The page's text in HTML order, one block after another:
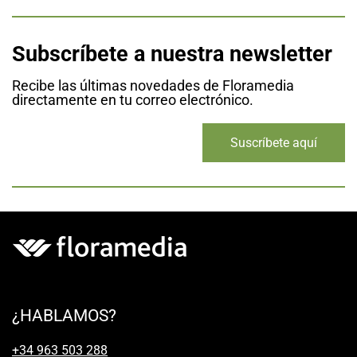
Subscríbete a nuestra newsletter
Recibe las últimas novedades de Floramedia
directamente en tu correo electrónico.
Suscríbete aquí
¿HABLAMOS?
+34 963 503 288